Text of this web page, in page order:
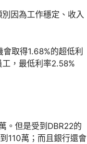
因為工作穩定、收入
取得1.68%的超低利
，最低利率2.58%
。但是受到DBR22的
110萬；而且銀行還會